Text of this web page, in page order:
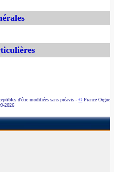
d'être modifiées sans préavis - © France Orgue
2026